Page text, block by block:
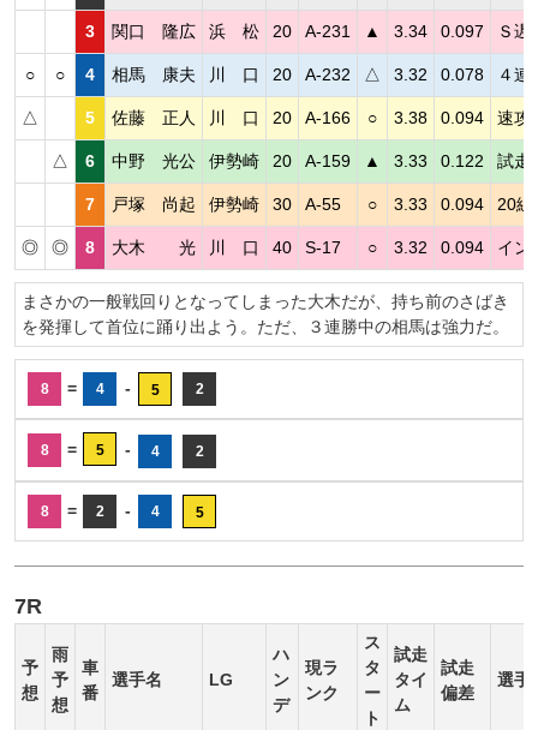
3 関口 隆広 浜 松 20 A-231 ▲ 3.34 0.097 Ｓ遅
○ ○ 4 相馬 康夫 川 口 20 A-232 △ 3.32 0.078 ４連
△ 5 佐藤 正人 川 口 20 A-166 ○ 3.38 0.094 速攻
△ 6 中野 光公 伊勢崎 20 A-159 ▲ 3.33 0.122 試走
7 戸塚 尚起 伊勢崎 30 A-55 ○ 3.33 0.094 20線
◎ ◎ 8 大木 光 川 口 40 S-17 ○ 3.32 0.094 イン
まさかの一般戦回りとなってしまった大木だが、持ち前のさばき
を発揮して首位に踊り出よう。ただ、３連勝中の相馬は強力だ。
8 = 4 - 5 2
8 = 5 - 4 2
8 = 2 - 4 5
7R
予
想
雨
予
想
車
番
選手名 LG
ハ
ン
デ
現ラ
ンク
ス
タ
ー
ト
試走
タイ
ム
試走
偏差
選手